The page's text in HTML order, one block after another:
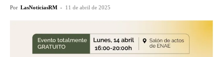
Por LasNoticiasRM - 11 de abril de 2025